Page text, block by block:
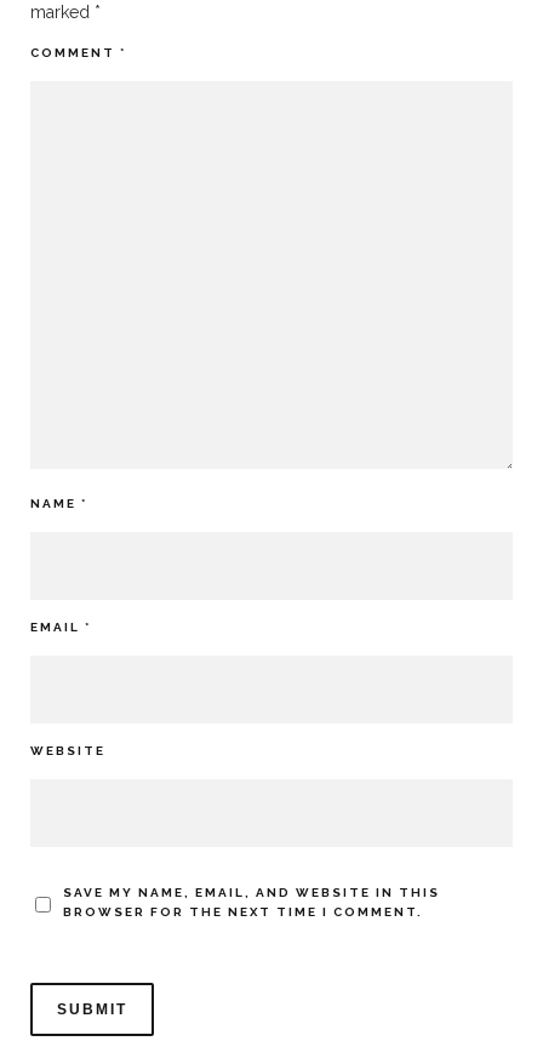
marked *
COMMENT *
NAME *
EMAIL *
WEBSITE
SAVE MY NAME, EMAIL, AND WEBSITE IN THIS
BROWSER FOR THE NEXT TIME I COMMENT.